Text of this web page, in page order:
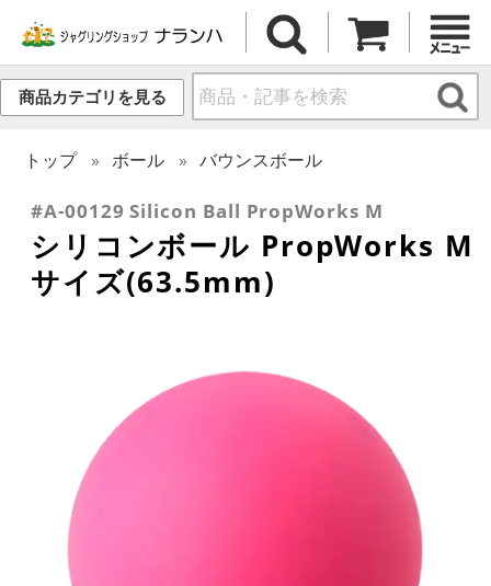
商品カテゴリを見る
トップ ボール バウンスボール
#A-00129 Silicon Ball PropWorks M
シリコンボール PropWorks M
サイズ(63.5mm)